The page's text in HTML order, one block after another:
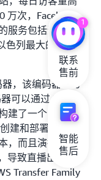
万次，Facebook
服务包括无限量免
色列最大的电影和
，该编码器未与
可以通过 FTP 发
建了一个自我管理
建和部署这一自
，而且演播室与
导致直播出现问
Transfer Family
1
联系
售前
智能
售后